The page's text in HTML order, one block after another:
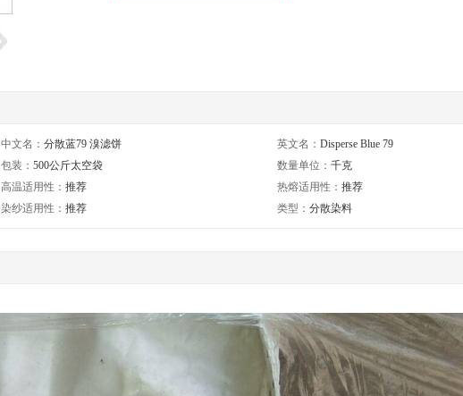
中文名： 分散蓝79 溴滤饼 英文名： Disperse Blue 79
包装： 500公斤太空袋 数量单位： 千克
高温适用性： 推荐 热熔适用性： 推荐
染纱适用性： 推荐 类型： 分散染料